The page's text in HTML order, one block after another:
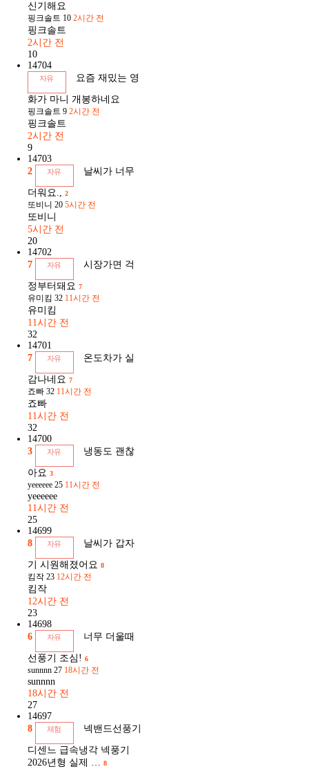
신기해요
핑크솔트 10 2시간 전
핑크솔트
2시간 전
10
14704
자유 요즘 재밌는 영
화가 마니 개봉하네요
핑크솔트 9 2시간 전
핑크솔트
2시간 전
9
14703
2
자유 날씨가 너무
더워요., 2
또비니 20 5시간 전
또비니
5시간 전
20
14702
7
자유 시장가면 걱
정부터돼요 7
유미킴 32 11시간 전
유미킴
11시간 전
32
14701
7
자유 온도차가 실
감나네요 7
죠빠 32 11시간 전
죠빠
11시간 전
32
14700
3
자유 냉동도 괜찮
아요 3
yeeeeee 25 11시간 전
yeeeeee
11시간 전
25
14699
8
자유 날씨가 갑자
기 시원해졌어요 8
킴작 23 12시간 전
킴작
12시간 전
23
14698
6
자유 너무 더울때
선풍기 조심! 6
sunnnn 27 18시간 전
sunnnn
18시간 전
27
14697
8
체험 넥밴드선풍기
디센느 급속냉각 넥풍기
2026년형 실제 … 8